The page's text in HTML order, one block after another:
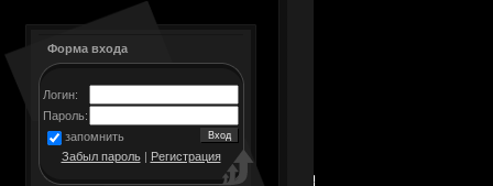
Форма входа
Логин:
Пароль:
запомнить
Забыл пароль| Регистрация